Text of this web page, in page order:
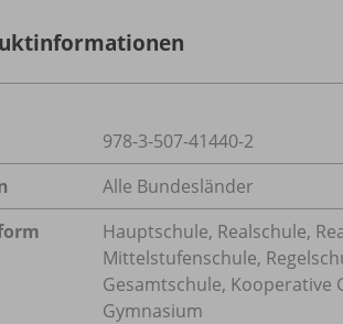
978-3-507-41440-2
Alle Bundesländer
Hauptschule, Realschule,
Mittelstufenschule,
Gesamtschule, Kooperative
Gymnasium